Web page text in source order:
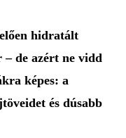
hidratált
de azért ne vidd
képes: a
és dúsabb